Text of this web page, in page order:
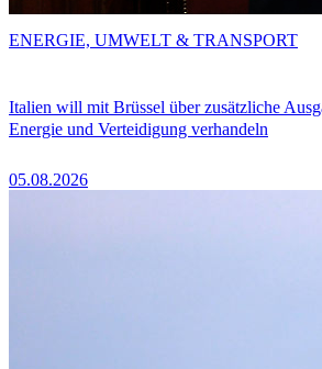
Italien will mit Brüssel über zusätzliche
Energie und Verteidigung verhandeln
05.08.2026
ENERGIE, UMWELT & TRANSPORT